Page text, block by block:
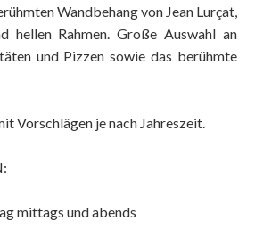
Wandbehang von Jean Lurçat,
hellen Rahmen. Große Auswahl an
und Pizzen sowie das berühmte
Vorschlägen je nach Jahreszeit.
mittags und abends